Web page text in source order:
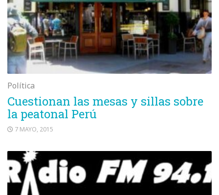
Política
Cuestionan las mesas y sillas sobre
la peatonal Perú
7 MAYO, 2015